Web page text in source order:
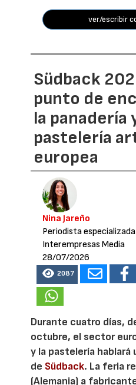
ver/escribir
Südback
punto de
la panadería
pastelería
europea
Nina Jareño
Periodista
Interempresas Media
28/07/2026
2087
Durante cuatro días,
octubre, el sector
y la pastelería hablará
de Südback. La feria
(Alemania) a